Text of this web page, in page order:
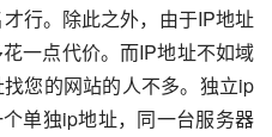
行。除此之外，由于IP地址
一点代价。而IP地址不如域
您的网站的人不多。独立ip
单独ip地址，同一台服务器